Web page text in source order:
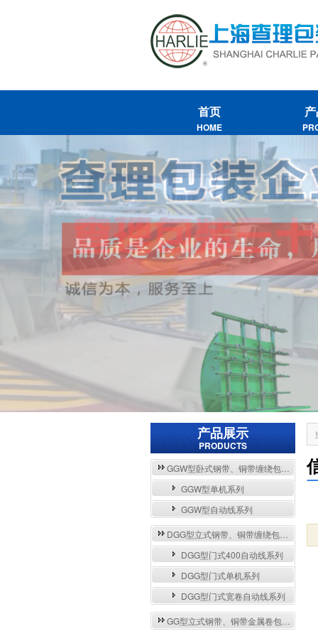
首页
HOME
产品展示
PRODUCTS
GGW型卧式钢带、铜带缠绕包装自动流水线与单机系列
GGW型单机系列
GGW型自动线系列
DGG型立式钢带、铜带缠绕包装自动流水线与单机系列
DGG型门式400自动线系列
DGG型门式单机系列
DGG型门式宽卷自动线系列
GG型立式钢带、铜带金属卷包装机系列